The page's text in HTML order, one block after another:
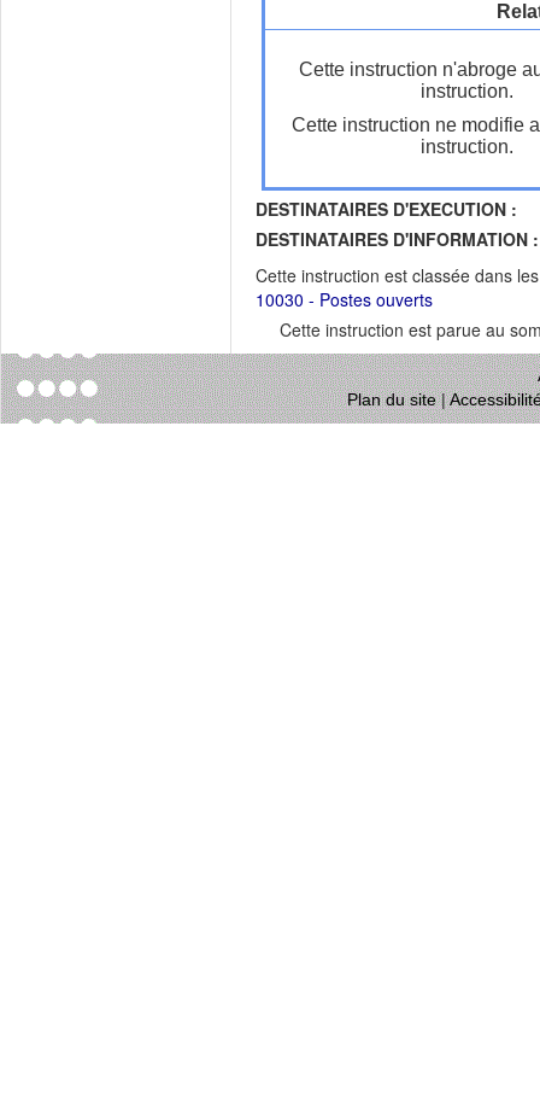
Cette instruction n'abroge
instruction.
Cette instruction ne modifie
instruction.
DESTINATAIRES D'EXECUTION :
DESTINATAIRES D'INFORMATION :
Cette instruction est classée dans
10030 - Postes ouverts
Cette instruction est parue au
Plan du site|